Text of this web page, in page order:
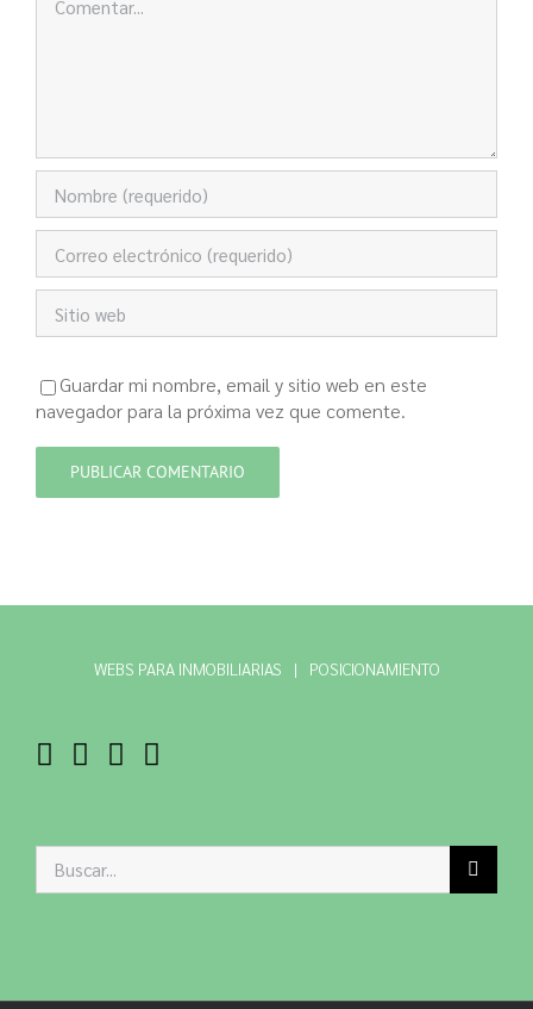
Guardar mi nombre, email y sitio web en este
navegador para la próxima vez que comente.
WEBS PARA INMOBILIARIAS POSICIONAMIENTO
Buscar: